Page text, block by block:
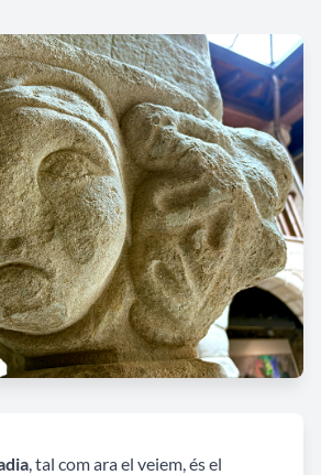
, tal com ara el veiem, és el